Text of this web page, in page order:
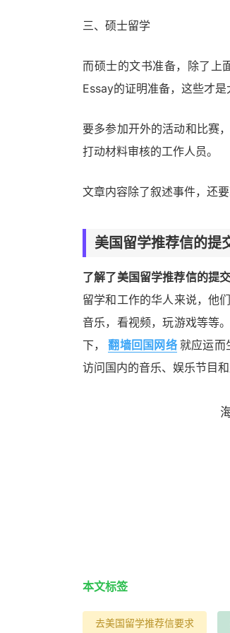
三、硕士留学
而硕士的文书准备，除了上
Essay的证明准备，这些才是
要多参加开外的活动和比赛
打动材料审核的工作人员。
文章内容除了叙述事件，还
美国留学推荐信的提
了解了美国留学推荐信的提
留学和工作的华人来说，他
音乐，看视频，玩游戏等等
下，
翻墙回国网络 就应运而
访问国内的音乐、娱乐节目
本文标签
去美国留学推荐信要求